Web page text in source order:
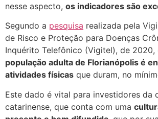
nesse aspecto, os indicadores são
Segundo a pesquisa realizada pela
de Risco e Proteção para Doenças
Inquérito Telefônico (Vigitel), de 2020,
população adulta de Florianópolis é
atividades físicas que duram, no
Este dado é vital para investidores da
catarinense, que conta com uma